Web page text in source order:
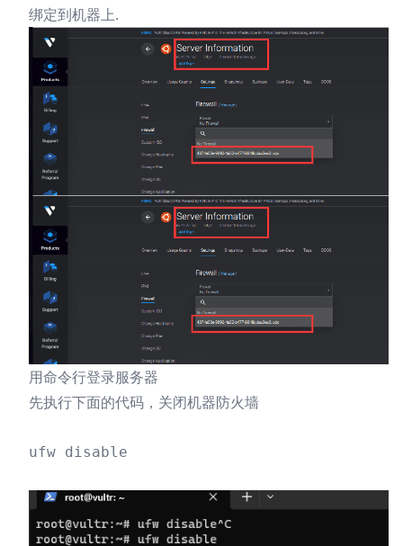
绑定到机器上.
用命令行登录服务器
先执行下面的代码，关闭机器防火墙
ufw disable